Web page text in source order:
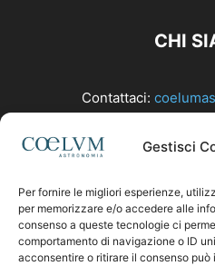
Gestisci
Per fornire le migliori esperienze,
per memorizzare e/o accedere alle
consenso a queste tecnologie ci
comportamento di navigazione o ID
acconsentire o ritirare il consenso
CHI
Contattaci: